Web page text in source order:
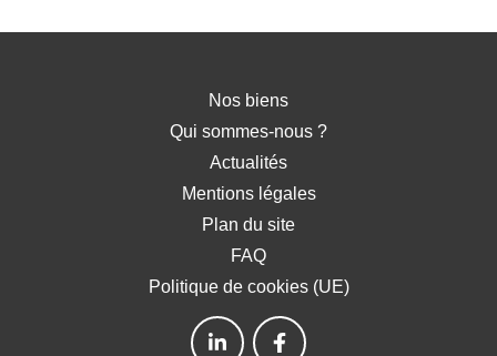
Nos biens
Qui sommes-nous ?
Actualités
Mentions légales
Plan du site
FAQ
Politique de cookies (UE)